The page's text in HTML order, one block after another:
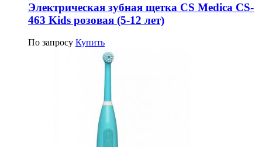
Электрическая зубная щетка CS Medica CS-
463 Kids розовая (5-12 лет)
По запросу Купить